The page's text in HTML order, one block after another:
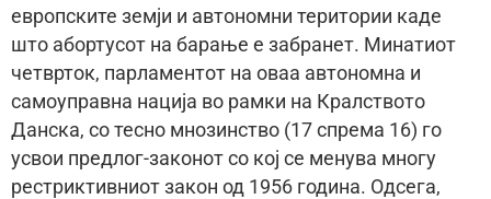
европските земји и автономни територии каде
што абортусот на барање е забранет. Минатиот
четврток, парламентот на оваа автономна и
самоуправна нација во рамки на Кралството
Данска, со тесно мнозинство (17 спрема 16) го
усвои предлог-законот со кој се менува многу
рестриктивниот закон од 1956 година. Одсега,